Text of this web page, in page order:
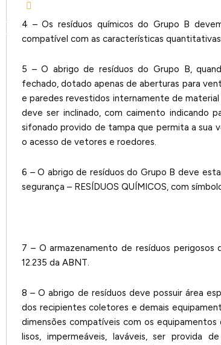
4 – Os resíduos químicos do Grupo B
compatível com as características
5 – O abrigo de resíduos do Grupo B,
fechado, dotado apenas de aberturas para
e paredes revestidos internamente de
deve ser inclinado, com caimento indicando
sifonado provido de tampa que permita a sua
o acesso de vetores e roedores.
6 – O abrigo de resíduos do Grupo B deve
segurança – RESÍDUOS QUÍMICOS, com
7 – O armazenamento de resíduos
12.235 da ABNT.
8 – O abrigo de resíduos deve possuir área
dos recipientes coletores e demais
dimensões compatíveis com os
lisos, impermeáveis, laváveis, ser provida